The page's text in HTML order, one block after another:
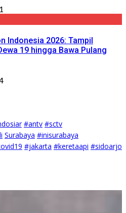
Indonesia 2026: Tampil
19 hingga Bawa Pulang
#antv #sctv
Surabaya #inisurabaya
#jakarta #keretaapi #sidoarjo